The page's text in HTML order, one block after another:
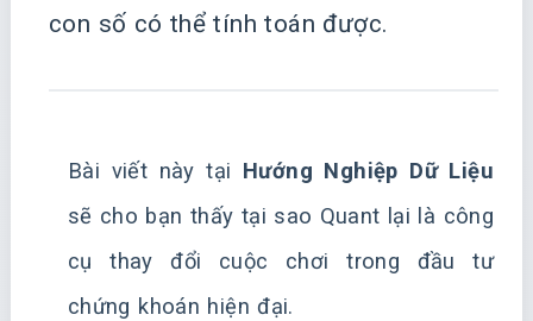
con số có thể tính toán được.
Bài viết này tại Hướng Nghiệp Dữ Liệu
sẽ cho bạn thấy tại sao Quant lại là công
cụ thay đổi cuộc chơi trong đầu tư
chứng khoán hiện đại.